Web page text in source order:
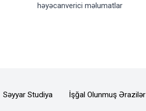
həyəcanverici məlumatlar
Səyyar Studiya İşğal Olunmuş Ərazilər